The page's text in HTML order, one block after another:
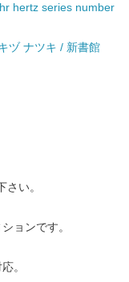
hertz series number
ヅ ナツキ / 新書館
い。
ョンです。
。